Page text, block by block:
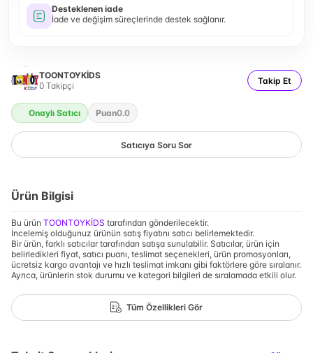
Desteklenen iade
İade ve değişim süreçlerinde destek sağlanır.
TOONTOYKİDS
0 Takipçi Takip Et
Onaylı Satıcı Puan0.0
Satıcıya Soru Sor
Ürün Bilgisi
Bu ürün TOONTOYKİDS tarafından gönderilecektir.
İncelemiş olduğunuz ürünün satış fiyatını satıcı belirlemektedir.
Bir ürün, farklı satıcılar tarafından satışa sunulabilir. Satıcılar, ürün için
belirledikleri fiyat, satıcı puanı, teslimat seçenekleri, ürün promosyonları,
ücretsiz kargo avantajı ve hızlı teslimat imkanı gibi faktörlere göre sıralanır.
Ayrıca, ürünlerin stok durumu ve kategori bilgileri de sıralamada etkili olur.
Tüm Özellikleri Gör